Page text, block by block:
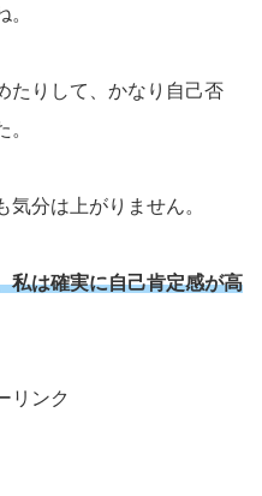
たりして、かなり自己否
分は上がりません。
私は確実に自己肯定感が高
リンク